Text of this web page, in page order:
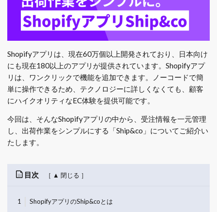
Shopifyアプリは、現在60万個以上開発されており、日本向け
にも現在180以上のアプリが提供されています。Shopifyアプ
リは、ワンクリックで機能を追加できます。ノーコードで簡
単に操作できるため、テクノロジーに詳しくなくても、顧客
にハイクオリティなEC体験を提供可能です。
今回は、そんなShopifyアプリの中から、受注情報を一元管理
し、出荷作業をシンプルにする「Ship&co」についてご紹介い
たします。
目次
1
ShopifyアプリのShip&coとは